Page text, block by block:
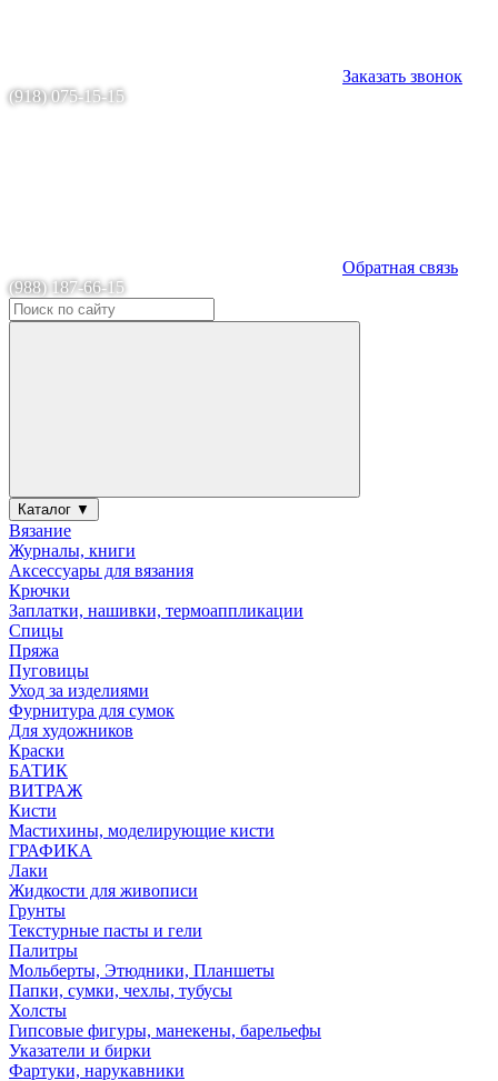
Заказать звонок
(918) 075-15-15
Обратная связь
(988) 187-66-15
Каталог ▼
Вязание
Журналы, книги
Аксессуары для вязания
Крючки
Заплатки, нашивки, термоаппликации
Спицы
Пряжа
Пуговицы
Уход за изделиями
Фурнитура для сумок
Для художников
Краски
БАТИК
ВИТРАЖ
Кисти
Мастихины, моделирующие кисти
ГРАФИКА
Лаки
Жидкости для живописи
Грунты
Текстурные пасты и гели
Палитры
Мольберты, Этюдники, Планшеты
Папки, сумки, чехлы, тубусы
Холсты
Гипсовые фигуры, манекены, барельефы
Указатели и бирки
Фартуки, нарукавники